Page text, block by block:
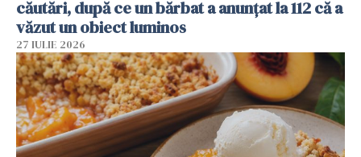
căutări, după ce un bărbat a anunțat la 112 că a
văzut un obiect luminos
27 IULIE 2026